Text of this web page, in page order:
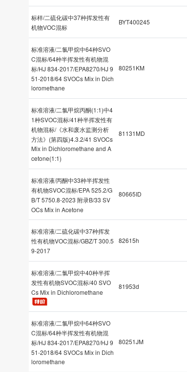
标样/二硫化碳中37种挥发性有
机物VOC混标
BYT400245
标准溶液/二氯甲烷中64种SVO
C混标/64种半挥发性有机物混
标/HJ 834-2017/EPA8270/HJ 9
51-2018/64 SVOCs Mix in Dich
loromethane
80251KM
标准溶液/二氯甲烷丙酮(1:1)中4
1种SVOC混标/41种半挥发性有
机物混标/《水和废水监测分析
方法》(第四版)4.3.2/41 SVOCs
Mix in Dichloromethane and A
cetone(1:1)
81131MD
标准溶液/丙酮中33种半挥发性
有机物SVOC混标/EPA 525.2/G
B/T 5750.8-2023 附录B/33 SV
OCs Mix in Acetone
80665ID
标准溶液/二硫化碳中37种挥发
性有机物VOC混标/GBZ/T 300.5
9-2017
82615h
标准溶液/二氯甲烷中40种半挥
发性有机物SVOC混标/40 SVO
Cs Mix in Dichloromethane
81953d
标准溶液/二氯甲烷中64种SVO
C混标/64种半挥发性有机物混
标/HJ 834-2017/EPA8270/HJ 9
51-2018/64 SVOCs Mix in Dich
loromethane
80251JM